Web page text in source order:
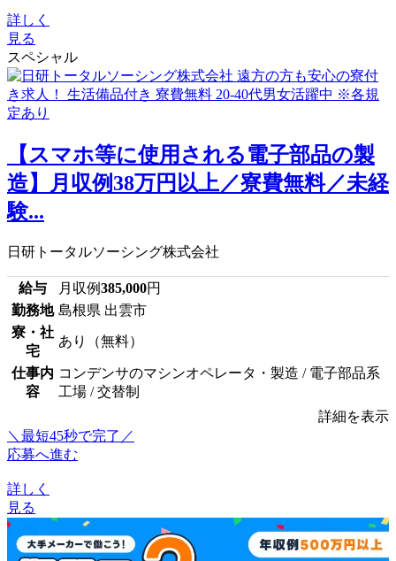
詳しく
見る
スペシャル
【スマホ等に使用される電子部品の製
造】月収例38万円以上／寮費無料／未経
験...
日研トータルソーシング株式会社
給与 月収例385,000円
勤務地 島根県 出雲市
寮・社
宅
あり（無料）
仕事内
容
コンデンサのマシンオペレータ・製造 / 電子部品系
工場 / 交替制
詳細を表示
＼最短45秒で完了／
応募へ進む
詳しく
見る